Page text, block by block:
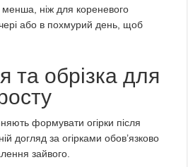
ніж для кореневого
або в похмурий день, щоб
та обрізка для
формувати огірки після
догляд за огірками обов’язково
зайвого.